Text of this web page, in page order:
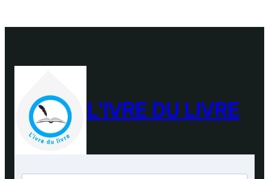
L'IVRE DU LIVRE